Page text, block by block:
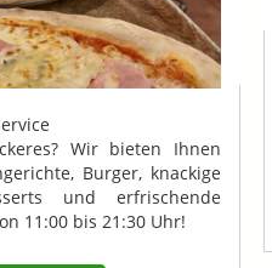
Wir bieten Ihnen
Burger, knackige
und erfrischende
11:00 bis 21:30 Uhr!